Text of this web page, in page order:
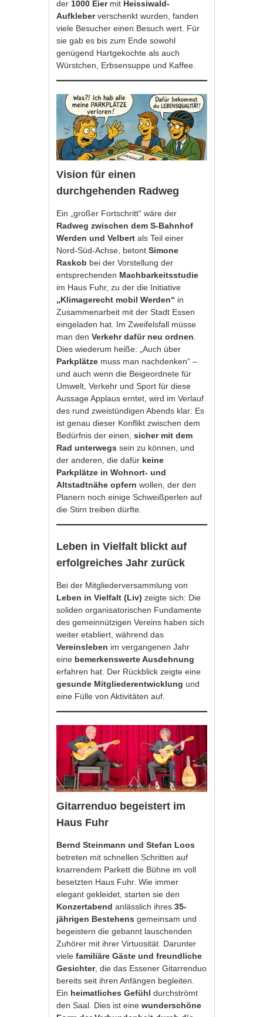
der 1000 Eiermit Heissiwald-
Aufkleberverschenkt wurden, fanden
viele Besucher einen Besuch wert. Für
sie gab es bis zum Ende sowohl
genügend Hartgekochte als auch
Würstchen, Erbsensuppe und Kaffee.
Vision für einen
durchgehenden Radweg
Ein „großer Fortschritt“ wäre der
Radweg zwischen dem S-Bahnhof
Werden und Velbertals Teil einer
Nord-Süd-Achse, betontSimone
Raskob bei der Vorstellung der
entsprechenden Machbarkeitsstudie
im Haus Fuhr, zu der die Initiative
„Klimagerecht mobil Werden“ in
Zusammenarbeit mit der Stadt Essen
eingeladen hat. Im Zweifelsfall müsse
man denVerkehr dafür neu ordnen.
Dies wiederum heiße: „Auch über
Parkplätze muss man nachdenken“ –
und auch wenn die Beigeordnete für
Umwelt, Verkehr und Sport für diese
Aussage Applaus erntet, wird im Verlauf
des rund zweistündigen Abends klar: Es
ist genau dieser Konflikt zwischen dem
Bedürfnis der einen,sicher mit dem
Rad unterwegs sein zu können, und
der anderen, die dafür keine
Parkplätze in Wohnort- und
Altstadtnähe opfern wollen, der den
Planern noch einige Schweißperlen auf
die Stirn treiben dürfte.
Leben in Vielfalt blickt auf
erfolgreiches Jahr zurück
Bei der Mitgliederversammlung von
Leben in Vielfalt (Liv) zeigte sich: Die
soliden organisatorischen Fundamente
des gemeinnützigen Vereins haben sich
weiter etabliert, während das
Vereinsleben im vergangenen Jahr
eine bemerkenswerte Ausdehnung
erfahren hat. Der Rückblick zeigte eine
gesunde Mitgliederentwicklung und
eine Fülle von Aktivitäten auf.
Gitarrenduo begeistert im
Haus Fuhr
Bernd Steinmann und Stefan Loos
betreten mit schnellen Schritten auf
knarrendem Parkett die Bühne im voll
besetzten Haus Fuhr. Wie immer
elegant gekleidet, starten sie den
Konzertabendanlässlich ihres35-
jährigen Bestehens gemeinsam und
begeistern die gebannt lauschenden
Zuhörer mit ihrer Virtuosität. Darunter
vielefamiliäre Gäste und freundliche
Gesichter, die das Essener Gitarrenduo
bereits seit ihren Anfängen begleiten.
Ein heimatliches Gefühl durchströmt
den Saal. Dies ist einewunderschöne